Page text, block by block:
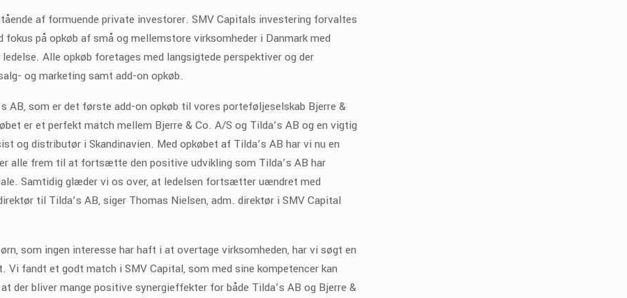
af formuende private investorer. SMV Capitals investering forvaltes
på opkøb af små og mellemstore virksomheder i Danmark med
Alle opkøb foretages med langsigtede perspektiver og der
og marketing samt add-on opkøb.
som er det første add-on opkøb til vores porteføljeselskab Bjerre &
er et perfekt match mellem Bjerre & Co. A/S og Tilda’s AB og en vigtig
distributør i Skandinavien. Med opkøbet af Tilda’s AB har vi nu en
alle frem til at fortsætte den positive udvikling som Tilda’s AB har
Samtidig glæder vi os over, at ledelsen fortsætter uændret med
til Tilda’s AB, siger Thomas Nielsen, adm. direktør i SMV Capital
som ingen interesse har haft i at overtage virksomheden, har vi søgt en
fandt et godt match i SMV Capital, som med sine kompetencer kan
der bliver mange positive synergieffekter for både Tilda’s AB og Bjerre &